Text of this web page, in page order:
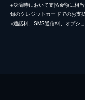
※決済時において支払金額に相
録のクレジットカードでのお支
※通話料、SMS通信料、オプシ